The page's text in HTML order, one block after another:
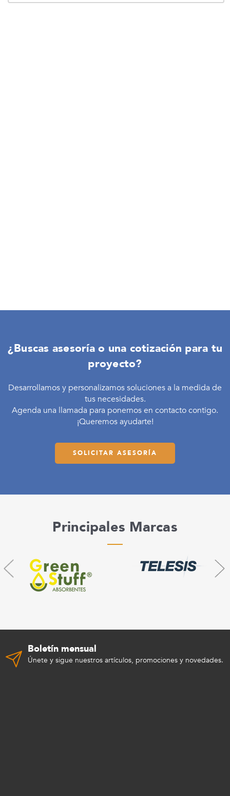
¿Buscas asesoría o una cotización para tu
proyecto?
Desarrollamos y personalizamos soluciones a la medida de
tus necesidades.
Agenda una llamada para ponernos en contacto contigo.
¡Queremos ayudarte!
SOLICITAR ASESORÍA
Principales Marcas
Boletín mensual
Únete y sigue nuestros artículos, promociones y novedades.